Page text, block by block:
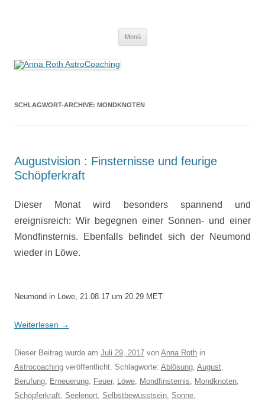
Menü
SCHLAGWORT-ARCHIVE: MONDKNOTEN
Augustvision : Finsternisse und feurige
Schöpferkraft
Dieser Monat wird besonders spannend und
ereignisreich: Wir begegnen einer Sonnen- und einer
Mondfinsternis. Ebenfalls befindet sich der Neumond
wieder in Löwe.
Neumond in Löwe, 21.08.17 um 20.29 MET
Weiterlesen →
Dieser Beitrag wurde am Juli 29, 2017 von Anna Roth in
Astrocoaching veröffentlicht. Schlagworte: Ablösung, August,
Berufung, Erneuerung, Feuer, Löwe, Mondfinsternis, Mondknoten,
Schöpferkraft, Seelenort, Selbstbewusstsein, Sonne,